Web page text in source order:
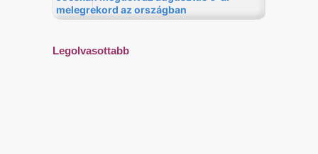
Legolvasottabb